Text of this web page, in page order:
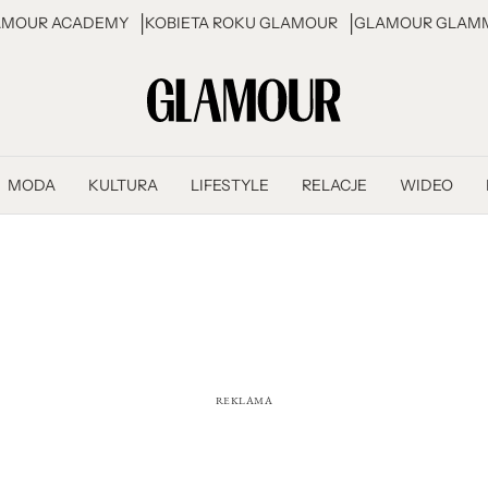
ACADEMY KOBIETA ROKU GLAMOUR GLAMOUR
MODA KULTURA LIFESTYLE RELACJE WIDEO